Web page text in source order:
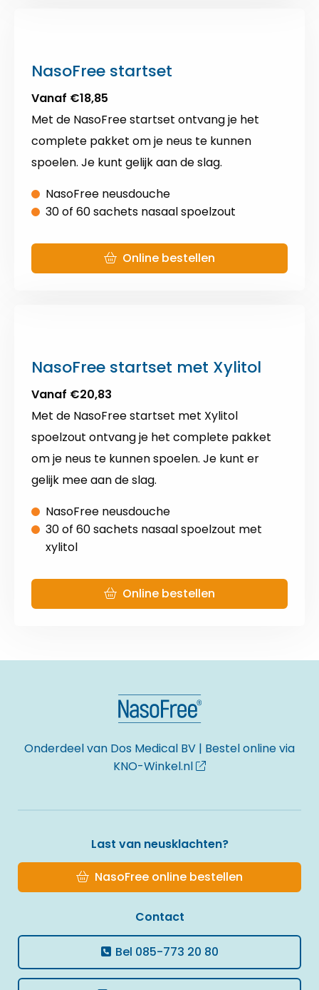
NasoFree startset
Vanaf €18,85
Met de NasoFree startset ontvang je het
complete pakket om je neus te kunnen
spoelen. Je kunt gelijk aan de slag.
NasoFree neusdouche
30 of 60 sachets nasaal spoelzout
Online bestellen
NasoFree startset met Xylitol
Vanaf €20,83
Met de NasoFree startset met Xylitol
spoelzout ontvang je het complete pakket
om je neus te kunnen spoelen. Je kunt er
gelijk mee aan de slag.
NasoFree neusdouche
30 of 60 sachets nasaal spoelzout met
xylitol
Online bestellen
footer
Onderdeel van Dos Medical BV | Bestel online via
KNO-Winkel.nl
Contact
Bel 085-773 20 80
Last van neusklachten?
NasoFree online bestellen